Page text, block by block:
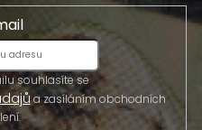
souhlasíte se
a zasíláním obchodních